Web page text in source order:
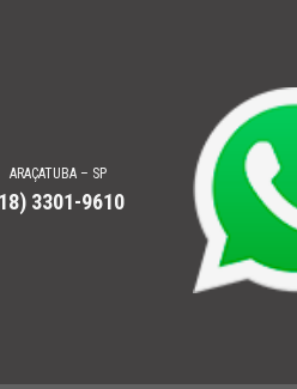
ARAÇATUBA – SP
3301-9610